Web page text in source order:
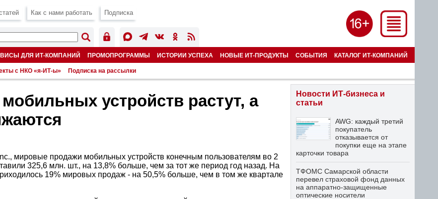
Как с нами работать Подписка
ДЛЯ ИТ-КОМПАНИЙ ПРОМОПРОГРАММЫ ИСТОРИИ УСПЕХА НОВЫЕ ИТ-ПРОДУКТЫ СОБЫТИЯ КАТАЛОГ ИТ-КОМПАНИЙ
с НКО «я-ИТ-ы» Подписка на рассылки
устройств растут, а
мировые продажи мобильных устройств конечным пользователям во 2
325,6 млн. шт., на 13,8% больше, чем за тот же период год назад. На
19% мировых продаж - на 50,5% больше, чем в том же квартале
Новости ИТ-бизнеса и
статьи
AWG: каждый третий
покупатель
отказывается от
покупки еще на этапе
карточки товара
ТФОМС Самарской области
перевел страховой фонд данных
на аппаратно-защищенные
оптические носители